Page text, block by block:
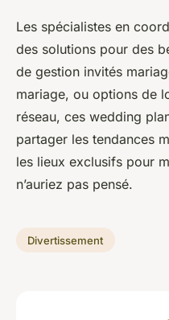
Les spécialistes en
des solutions pour des
de gestion invités
mariage, ou options de
réseau, ces wedding
partager les tendances
les lieux exclusifs pour
n’auriez pas pensé.
Divertissement